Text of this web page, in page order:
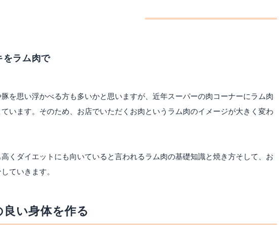
をラム肉で
を思い浮かべる方も多いかと思いますが、近年スーパーの肉コーナーにラム肉
います。そのため、お店でいただくお肉というラム肉のイメージが大きく変わ
くダイエットにも向いていると言われるラム肉の基礎知識と焼き方そして、お
ていきます。
い身体を作る